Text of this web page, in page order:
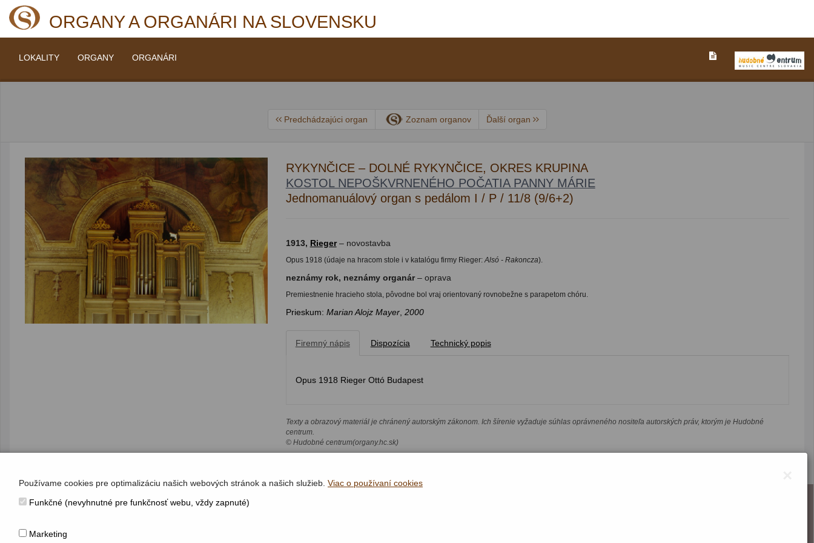
ORGANY A ORGANÁRI NA SLOVENSKU
LOKALITY ORGANY ORGANÁRI
Predchádzajúci organ Zoznam organov Ďalší organ
RYKYNČICE – DOLNÉ RYKYNČICE, OKRES KRUPINA
KOSTOL NEPOŠKVRNENÉHO POČATIA PANNY MÁRIE
Jednomanuálový organ s pedálom I / P / 11/8 (9/6+2)
1913, Rieger– novostavba
Opus 1918 (údaje na hracom stole i v katalógu firmy Rieger:Alsó - Rakoncza).
neznámy rok, neznámy organár– oprava
Premiestnenie hracieho stola, pôvodne bol vraj orientovaný rovnobežne s parapetom chóru.
Prieskum: Marian Alojz Mayer, 2000
Firemný nápis Dispozícia Technický popis
Opus 1918 Rieger Ottó Budapest
Texty a obrazový materiál je chránený autorským zákonom. Ich šírenie vyžaduje súhlas oprávneného nositeľa autorských práv, ktorým je Hudobné
centrum.
© Hudobné centrum(organy.hc.sk)
KONTAKT
Hudobné centrum
Používame cookies pre optimalizáciu našich webových stránok a našich služieb. Viac o používaní cookies
Funkčné (nevyhnutné pre funkčnosť webu, vždy zapnuté)
Marketing